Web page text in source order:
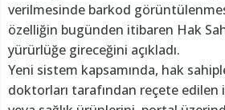
verilmesinde barkod
özelliğin bugünden itibaren Hak
yürürlüğe gireceğini açıkladı.
Yeni sistem kapsamında, hak
doktorları tarafından reçete edilen